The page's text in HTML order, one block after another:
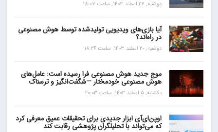
دوشنبه, 27 اسفند 1403, ساعت 18:07
آیا بازی‌های ویدیویی تولیدشده توسط هوش مصنوعی
در راه‌اند؟
دوشنبه, 20 اسفند 1403, ساعت 18:24
موج جدید هوش مصنوعی فرا رسیده است: عامل‌های
هوش مصنوعی خودمختار —شگفت‌انگیز و ترسناک
یکشنبه, 5 اسفند 1403, ساعت 20:03
اوپن‌ای‌آی ابزار جدیدی برای تحقیقات عمیق معرفی کرد
که می‌تواند با تحلیلگران پژوهشی رقابت کند